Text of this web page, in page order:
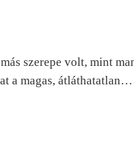
szerepe volt, mint
a magas, átláthatatlan…